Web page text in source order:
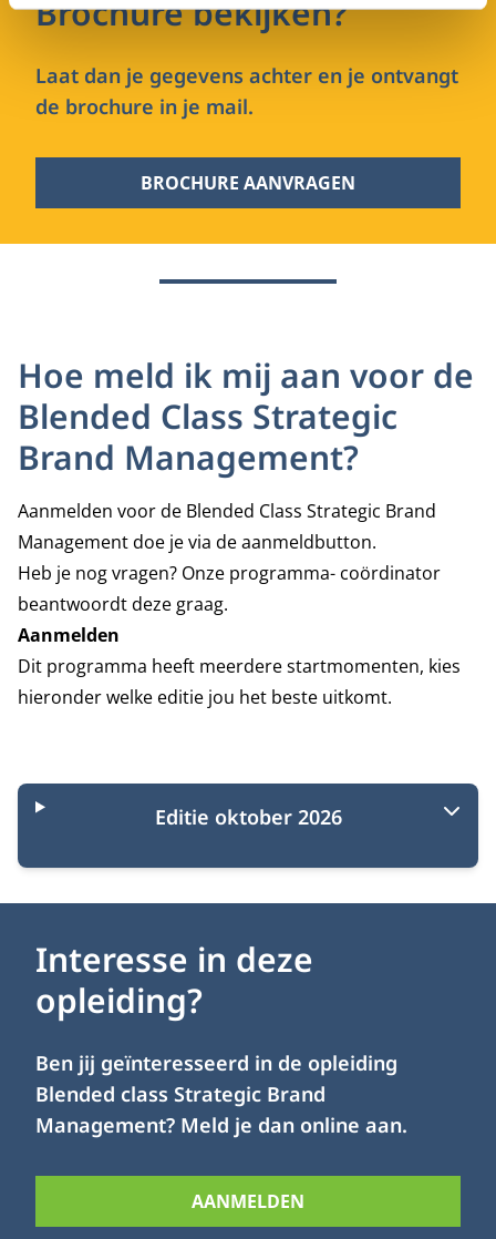
Brochure bekijken?
Laat dan je gegevens achter en je ontvangt
de brochure in je mail.
BROCHURE AANVRAGEN
Hoe meld ik mij aan voor de
Blended Class Strategic
Brand Management?
Aanmelden voor de Blended Class Strategic Brand
Management doe je via de aanmeldbutton.
Heb je nog vragen? Onze programma- coördinator
beantwoordt deze graag.
Aanmelden
Dit programma heeft meerdere startmomenten, kies
hieronder welke editie jou het beste uitkomt.
Startmomenten
Editie oktober 2026
Interesse in deze
opleiding?
Ben jij geïnteresseerd in de opleiding
Blended class Strategic Brand
Management? Meld je dan online aan.
AANMELDEN